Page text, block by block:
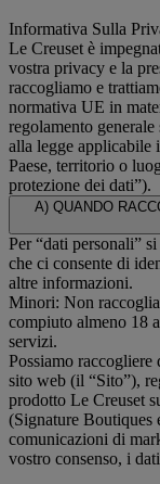
Informativa Sulla
Le Creuset è
vostra privacy e la
raccogliamo e
normativa UE in
regolamento
alla legge applicabile
Paese, territorio o
protezione dei dati”).
A) QUANDO
Per “dati personali”
che ci consente di
altre informazioni.
Minori: Non
compiuto almeno 18
servizi.
Possiamo
sito web (il “Sito”),
prodotto Le Creuset
(Signature Boutiques
comunicazioni di
vostro consenso, i